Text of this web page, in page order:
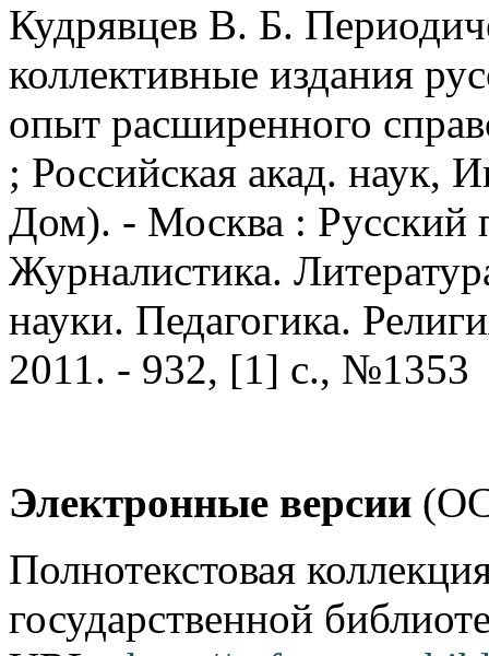
Кудрявцев В. Б.
коллективные издания
опыт расширенного
; Российская акад. наук,
Дом). - Москва : Русский
Журналистика.
науки. Педагогика.
2011. - 932, [1] с., №1353
Электронные версии
Полнотекстовая
государственной